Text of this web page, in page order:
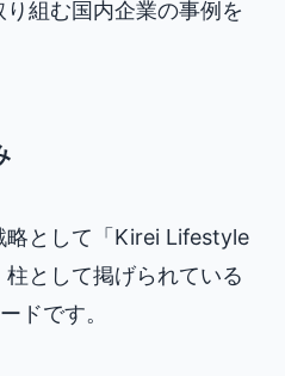
組む国内企業の事例を
略として「Kirei Lifestyle
として掲げられている
ドです。